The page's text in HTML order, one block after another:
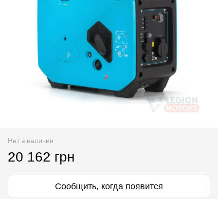
Нет в наличии
20 162 грн
Сообщить, когда появится